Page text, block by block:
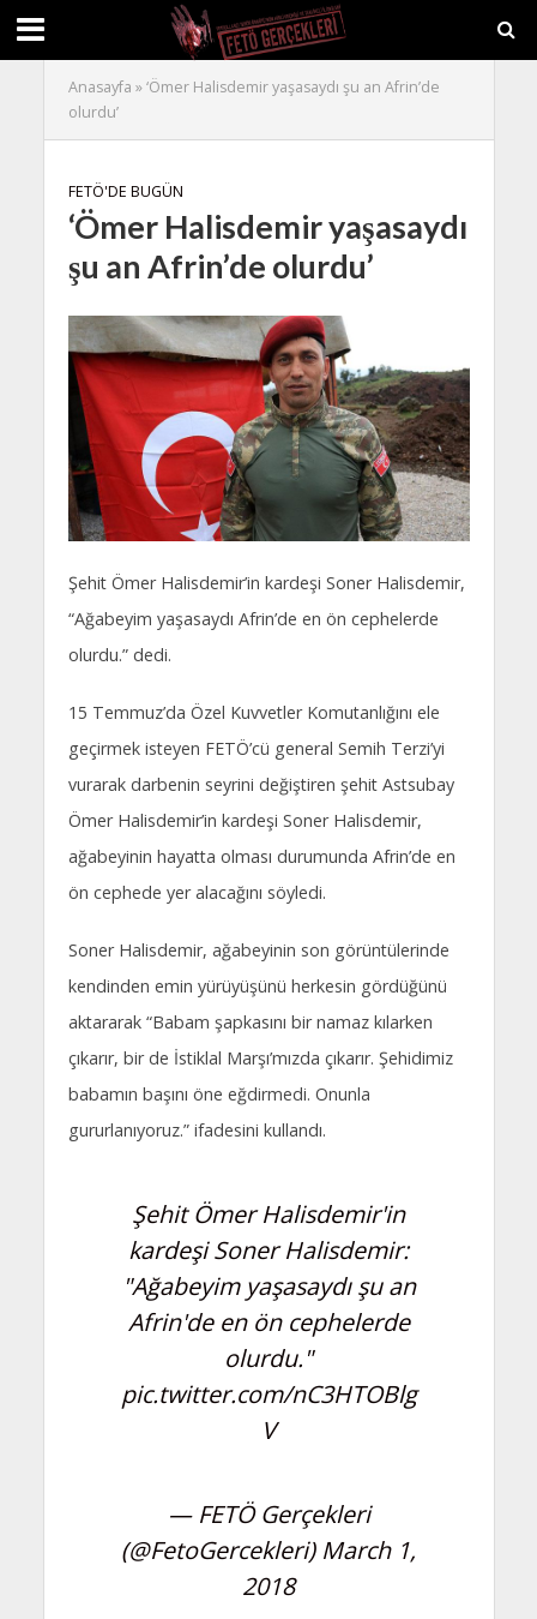
Anasayfa »‘Ömer Halisdemir yaşasaydı şu an Afrin’de
olurdu’
FETÖ'DE BUGÜN
‘Ömer Halisdemir yaşasaydı
şu an Afrin’de olurdu’
Şehit Ömer Halisdemir’in kardeşi Soner Halisdemir,
“Ağabeyim yaşasaydı Afrin’de en ön cephelerde
olurdu.” dedi.
15 Temmuz’da Özel Kuvvetler Komutanlığını ele
geçirmek isteyen FETÖ’cü general Semih Terzi’yi
vurarak darbenin seyrini değiştiren şehit Astsubay
Ömer Halisdemir’in kardeşi Soner Halisdemir,
ağabeyinin hayatta olması durumunda Afrin’de en
ön cephede yer alacağını söyledi.
Soner Halisdemir, ağabeyinin son görüntülerinde
kendinden emin yürüyüşünü herkesin gördüğünü
aktararak “Babam şapkasını bir namaz kılarken
çıkarır, bir de İstiklal Marşı’mızda çıkarır. Şehidimiz
babamın başını öne eğdirmedi. Onunla
gururlanıyoruz.” ifadesini kullandı.
Şehit Ömer Halisdemir'in
kardeşi Soner Halisdemir:
"Ağabeyim yaşasaydı şu an
Afrin'de en ön cephelerde
olurdu."
pic.twitter.com/nC3HTOBlg
V
— FETÖ Gerçekleri
(@FetoGercekleri) March 1,
2018